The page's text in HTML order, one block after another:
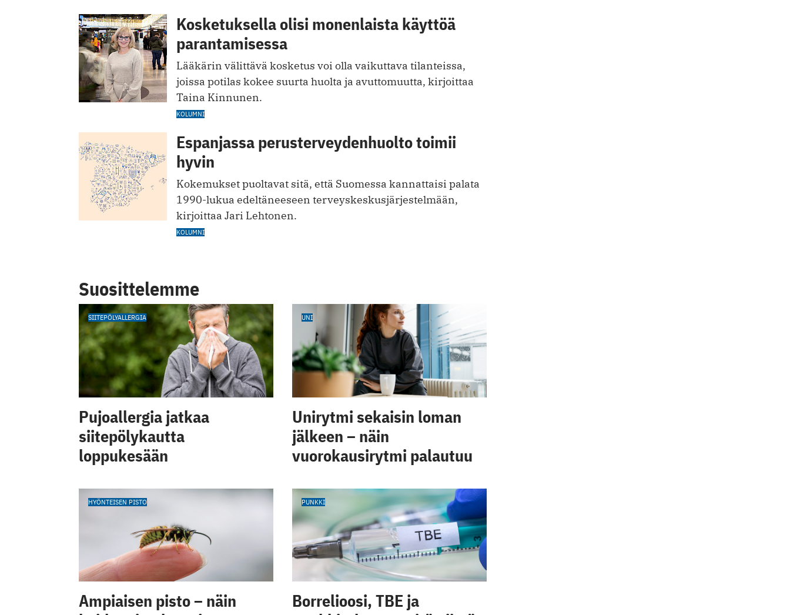
Kosketuksella olisi monenlaista käyttöä
parantamisessa
Lääkärin välittävä kosketus voi olla vaikuttava tilanteissa,
joissa potilas kokee suurta huolta ja avuttomuutta, kirjoittaa
Taina Kinnunen.
KOLUMNI
Espanjassa perusterveydenhuolto toimii
hyvin
Kokemukset puoltavat sitä, että Suomessa kannattaisi palata
1990-lukua edeltäneeseen terveyskeskusjärjestelmään,
kirjoittaa Jari Lehtonen.
KOLUMNI
Suosittelemme
SIITEPÖLYALLERGIA
Pujoallergia jatkaa
siitepölykautta
loppukesään
UNI
Unirytmi sekaisin loman
jälkeen – näin
vuorokausirytmi palautuu
HYÖNTEISEN PISTO
Ampiaisen pisto – näin
PUNKKI
Borrelioosi, TBE ja